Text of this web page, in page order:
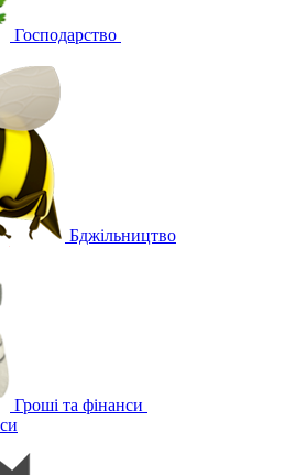
Господарство
Бджільництво
Гроші та фінанси